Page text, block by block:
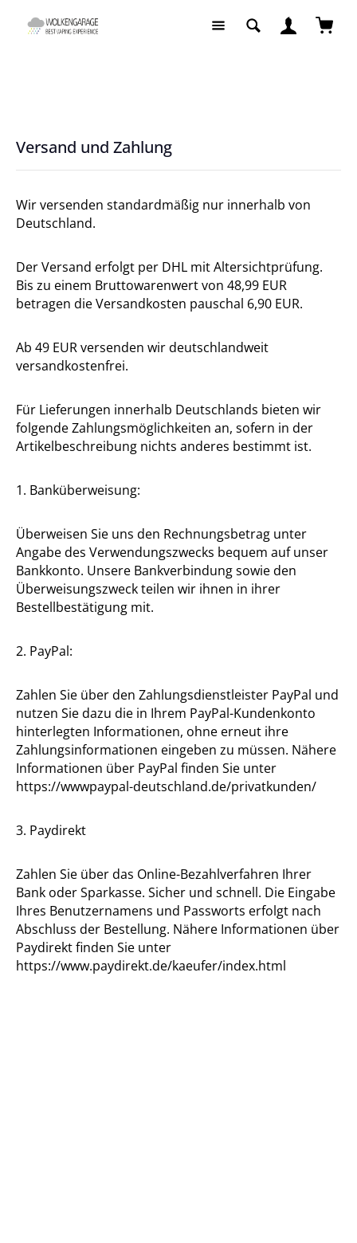
Zum Hauptinhalt springen
Versand und Zahlung
Wir versenden standardmäßig nur innerhalb von
Deutschland.
Der Versand erfolgt per DHL mit Altersichtprüfung.
Bis zu einem Bruttowarenwert von 48,99 EUR
betragen die Versandkosten pauschal 6,90 EUR.
Ab 49 EUR versenden wir deutschlandweit
versandkostenfrei.
Für Lieferungen innerhalb Deutschlands bieten wir
folgende Zahlungsmöglichkeiten an, sofern in der
Artikelbeschreibung nichts anderes bestimmt ist.
1. Banküberweisung:
Überweisen Sie uns den Rechnungsbetrag unter
Angabe des Verwendungszwecks bequem auf unser
Bankkonto. Unsere Bankverbindung sowie den
Überweisungszweck teilen wir ihnen in ihrer
Bestellbestätigung mit.
2. PayPal:
Zahlen Sie über den Zahlungsdienstleister PayPal und
nutzen Sie dazu die in Ihrem PayPal-Kundenkonto
hinterlegten Informationen, ohne erneut ihre
Zahlungsinformationen eingeben zu müssen. Nähere
Informationen über PayPal finden Sie unter
https://wwwpaypal-deutschland.de/privatkunden/
3. Paydirekt
Zahlen Sie über das Online-Bezahlverfahren Ihrer
Bank oder Sparkasse. Sicher und schnell. Die Eingabe
Ihres Benutzernamens und Passworts erfolgt nach
Abschluss der Bestellung. Nähere Informationen über
Paydirekt finden Sie unter
https://www.paydirekt.de/kaeufer/index.html